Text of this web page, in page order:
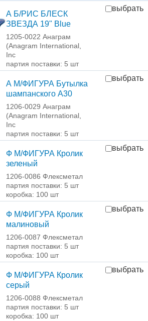
А Б/РИС БЛЕСК
ЗВЕЗДА 19" Blue
1205-0022 Анаграм
(Anagram International,
Inc
партия поставки: 5 шт
выбрать
А М/ФИГУРА Бутылка
шампанского А30
1206-0029 Анаграм
(Anagram International,
Inc
партия поставки: 5 шт
выбрать
Ф М/ФИГУРА Кролик
зеленый
1206-0086 Флексметал
партия поставки: 5 шт
коробка: 100 шт
выбрать
Ф М/ФИГУРА Кролик
малиновый
1206-0087 Флексметал
партия поставки: 5 шт
коробка: 100 шт
выбрать
Ф М/ФИГУРА Кролик
серый
1206-0088 Флексметал
партия поставки: 5 шт
коробка: 100 шт
выбрать